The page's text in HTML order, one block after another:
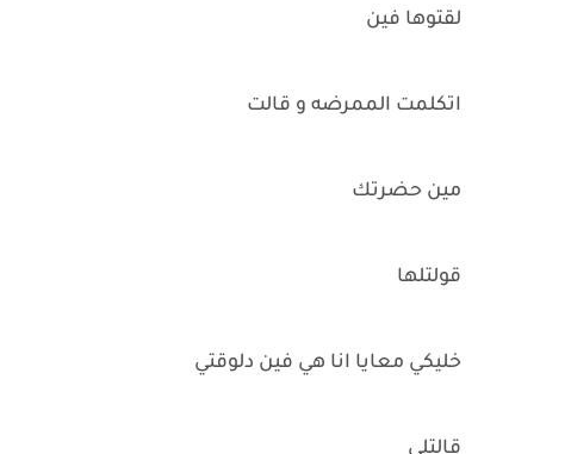
لقتوها فين
اتكلمت الممرضه و قالت
مين حضرتك
قولتلها
خليكي معايا انا هي فين دلوقتي
قالتلي